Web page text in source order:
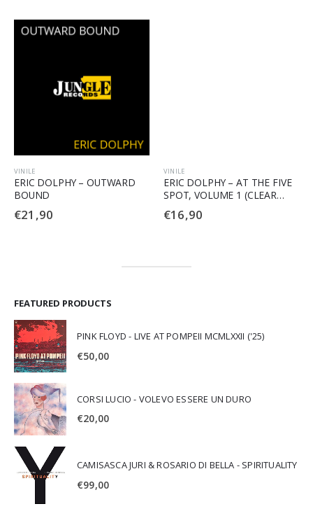
VINILE
ERIC DOLPHY – OUTWARD
BOUND
€21,90
VINILE
ERIC DOLPHY – AT THE FIVE
SPOT, VOLUME 1 (CLEAR
VINYL)
€16,90
FEATURED PRODUCTS
PINK FLOYD - LIVE AT POMPEII MCMLXXII ('25)
€50,00
CORSI LUCIO - VOLEVO ESSERE UN DURO
€20,00
CAMISASCA JURI & ROSARIO DI BELLA - SPIRITUALITY
€99,00